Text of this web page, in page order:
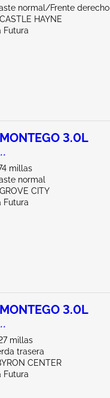
normal/Frente derecho
HAYNE
Futura
3.0L
millas
normal
CITY
Futura
3.0L
millas
trasera
CENTER
Futura